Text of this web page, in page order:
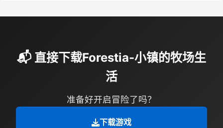
📬 直接下载Forestia-小镇的牧场生
活
准备好开启冒险了吗？
下载游戏